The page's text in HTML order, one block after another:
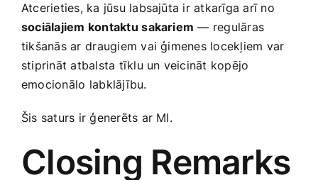
Atcerieties, ka jūsu‌ labsajūta ir atkarīga arī‌ no
sociālajiem kontaktu⁤ sakariem — regulāras
tikšanās‌ ar ⁢draugiem vai‌ ģimenes locekļiem ​var
stiprināt atbalsta tīklu un ‌veicināt kopējo
emocionālo ⁢labklājību.
Šis ‍saturs ir ģenerēts ar ‍MI.
Closing Remarks